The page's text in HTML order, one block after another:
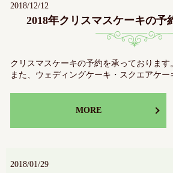
2018/12/12
2018年クリスマスケーキの予
クリスマスケーキの予約を承っております
また、ウェディングケーキ・スクエアケ
MORE
2018/01/29